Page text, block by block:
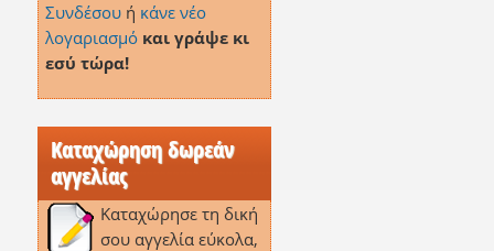
Συνδέσουή κάνε νέο
λογαριασμό και γράψε κι
εσύ τώρα!
Καταχώρηση δωρεάν
αγγελίας
Καταχώρησε τη δική
σου αγγελία εύκολα,